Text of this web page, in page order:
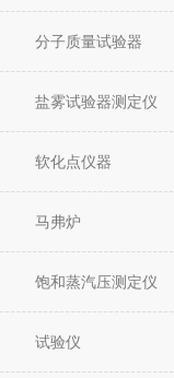
分子质量试验器
盐雾试验器测定仪
软化点仪器
马弗炉
饱和蒸汽压测定仪
试验仪